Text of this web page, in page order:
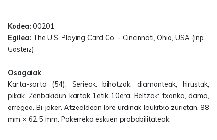
Kodea: 00201
Egilea: The U.S. Playing Card Co. - Cincinnati, Ohio, USA (inp.
Gasteiz)
Osagaiak
Karta-sorta (54). Serieak: bihotzak, diamanteak, hirustak,
pikak. Zenbakidun kartak 1etik 10era. Beltzak: txanka, dama,
erregea. Bi joker. Atzealdean lore urdinak laukitxo zurietan. 88
mm × 62,5 mm. Pokerreko eskuen probabilitateak.